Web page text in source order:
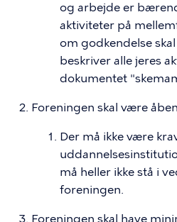
og arbejde er
aktiviteter på
om godkendelse
beskriver alle jeres
dokumentet
Foreningen skal være
Der må ikke være
må heller ikke stå i
foreningen.
Foreningen skal have